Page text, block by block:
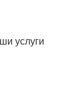
услуги